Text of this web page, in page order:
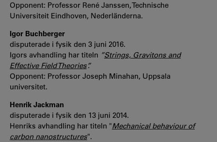
Opponent: Professor René Janssen, Technische
Universiteit Eindhoven, Nederländerna.
Igor Buchberger
disputerade i fysik den 3 juni 2016.
Igors avhandling har titeln ”Strings, Gravitons and
Effective Field Theories”.
Opponent: Professor Joseph Minahan, Uppsala
universitet.
Henrik Jackman
disputerade i fysik den 13 juni 2014.
Henriks avhandling har titeln "Mechanical behaviour of
carbon nanostructures".